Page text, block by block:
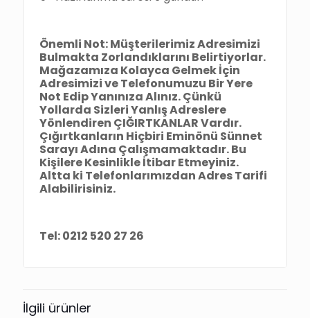
Önemli Not: Müşterilerimiz Adresimizi
Bulmakta Zorlandıklarını Belirtiyorlar.
Mağazamıza Kolayca Gelmek İçin
Adresimizi ve Telefonumuzu Bir Yere
Not Edip Yanınıza Alınız. Çünkü
Yollarda Sizleri Yanlış Adreslere
Yönlendiren ÇIĞIRTKANLAR Vardır.
Çığırtkanların Hiçbiri Eminönü Sünnet
Sarayı Adına Çalışmamaktadır. Bu
Kişilere Kesinlikle İtibar Etmeyiniz.
Altta ki Telefonlarımızdan Adres Tarifi
Alabilirisiniz.
Tel: 0212 520 27 26
İlgili ürünler